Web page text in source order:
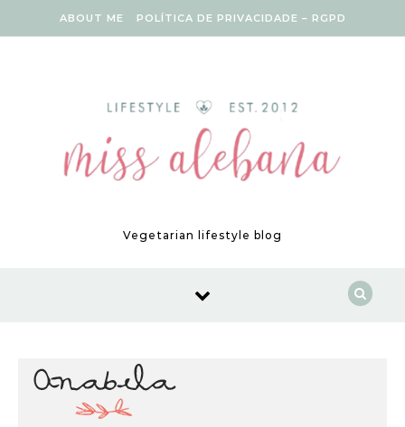
ABOUT ME POLÍTICA DE PRIVACIDADE – RGPD
Vegetarian lifestyle blog